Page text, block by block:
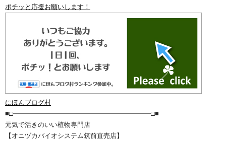
ポチッと応援お願いします！
にほんブログ村
■□━━━━━━━━━━━━━━━━━━━━━□■
元気で活きのいい植物専門店
【オニヅカバイオシステム筑前直売店】